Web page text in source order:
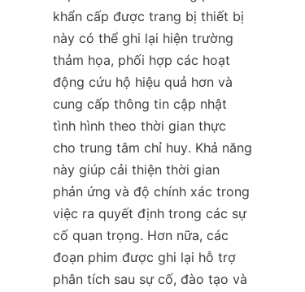
khẩn cấp được trang bị thiết bị
này có thể ghi lại hiện trường
thảm họa, phối hợp các hoạt
động cứu hộ hiệu quả hơn và
cung cấp thông tin cập nhật
tình hình theo thời gian thực
cho trung tâm chỉ huy. Khả năng
này giúp cải thiện thời gian
phản ứng và độ chính xác trong
việc ra quyết định trong các sự
cố quan trọng. Hơn nữa, các
đoạn phim được ghi lại hỗ trợ
phân tích sau sự cố, đào tạo và